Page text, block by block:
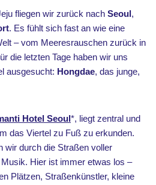
fliegen wir zurück nach Seoul,
. Es fühlt sich fast an wie eine
– vom Meeresrauschen zurück in
die letzten Tage haben wir uns
ausgesucht: Hongdae, das junge,
Hotel Seoul*, liegt zentral und
das Viertel zu Fuß zu erkunden.
wir durch die Straßen voller
Hier ist immer etwas los –
Plätzen, Straßenkünstler, kleine